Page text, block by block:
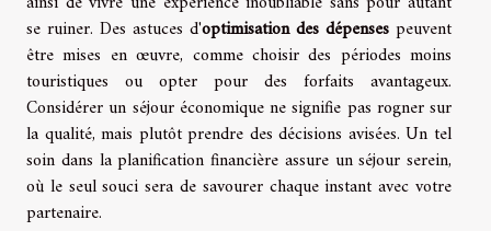
se ruiner. Des astuces d'optimisation des dépenses peuvent
être mises en œuvre, comme choisir des périodes moins
touristiques ou opter pour des forfaits avantageux.
Considérer un séjour économique ne signifie pas rogner sur
la qualité, mais plutôt prendre des décisions avisées. Un tel
soin dans la planification financière assure un séjour serein,
où le seul souci sera de savourer chaque instant avec votre
partenaire.